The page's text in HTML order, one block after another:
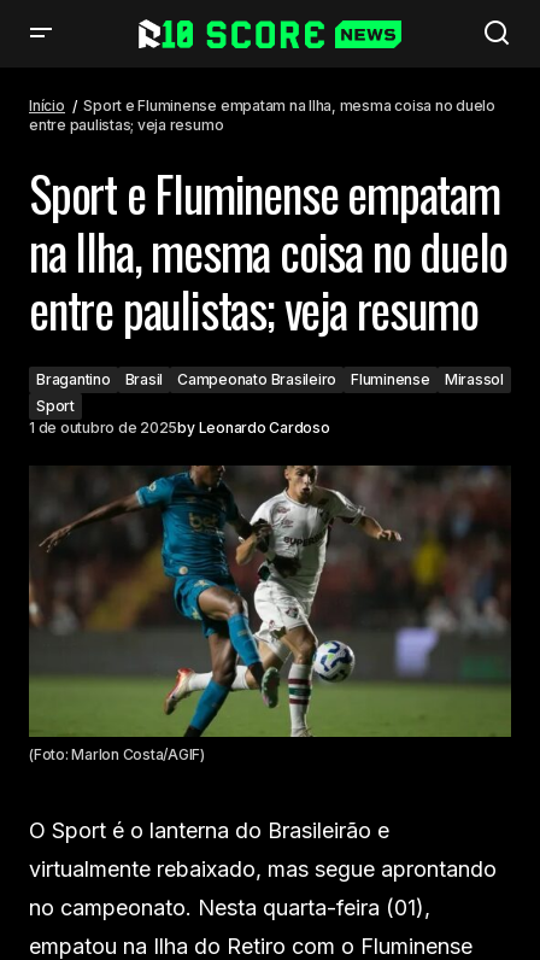
paulistas; veja resumo
Início
Sport e Fluminense empatam na Ilha, mesma coisa no duelo
entre paulistas; veja resumo
Sport e Fluminense empatam
na Ilha, mesma coisa no duelo
entre paulistas; veja resumo
Bragantino Brasil Campeonato Brasileiro Fluminense
Mirassol
Sport
1 de outubro de 2025by Leonardo Cardoso
(Foto: Marlon Costa/AGIF)
O Sport é o lanterna do Brasileirão e
virtualmente rebaixado, mas segue aprontando
no campeonato. Nesta quarta-feira (01),
empatou na Ilha do Retiro com o Fluminense